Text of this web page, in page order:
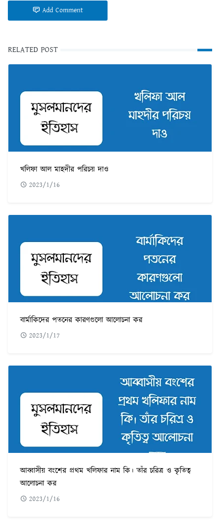
Add Comment
RELATED POST
খলিফা আল মাহদীর পরিচয় দাও
2023/1/16
বার্মাকিদের পতনের কারণগুলো আলোচনা কর
2023/1/17
আব্বাসীয় বংশের প্রথম খলিফার নাম কি। তাঁর চরিত্র ও কৃতিত্ব
আলোচনা কর
2023/1/16